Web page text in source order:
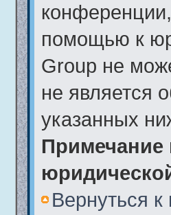
помощью к
Group не
не является
указанных
Примечание
Вернуться к